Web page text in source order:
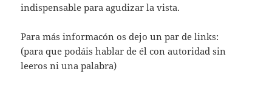
indispensable para agudizar la vista.
Para más informacón os dejo un par de links:
(para que podáis hablar de él con autoridad sin
leeros ni una palabra)